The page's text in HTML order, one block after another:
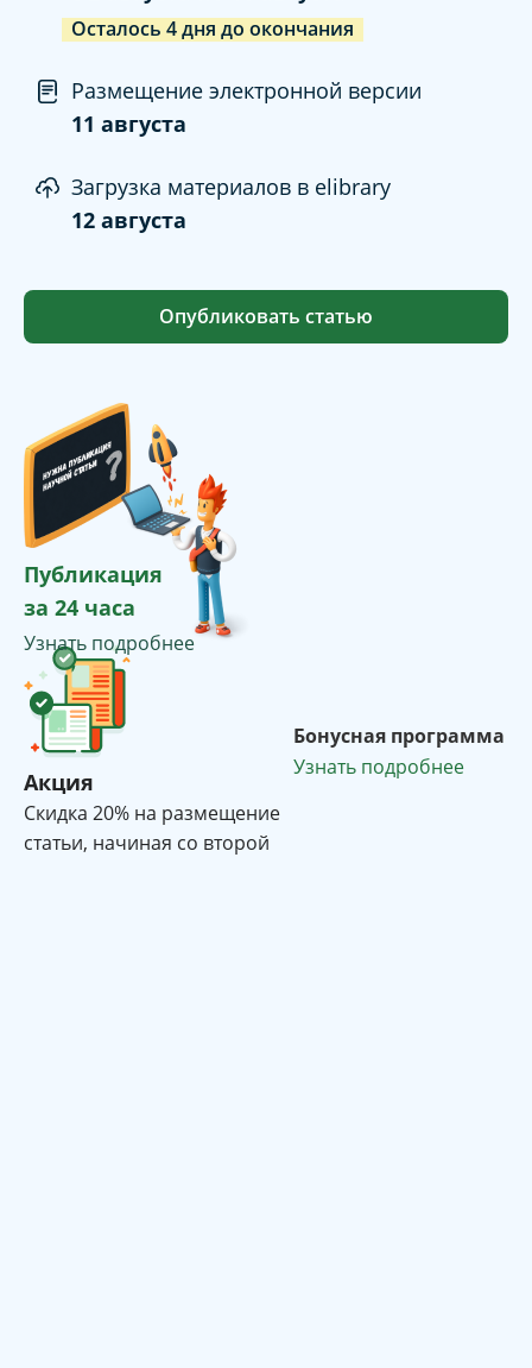
Осталось 4дня до окончания
Размещение электронной версии
11 августа
Загрузка материалов в elibrary
12 августа
Опубликовать статью
Публикация
за 24 часа
Узнать подробнее
Акция
Cкидка 20% на размещение
статьи, начиная со второй
Бонусная программа
Узнать подробнее